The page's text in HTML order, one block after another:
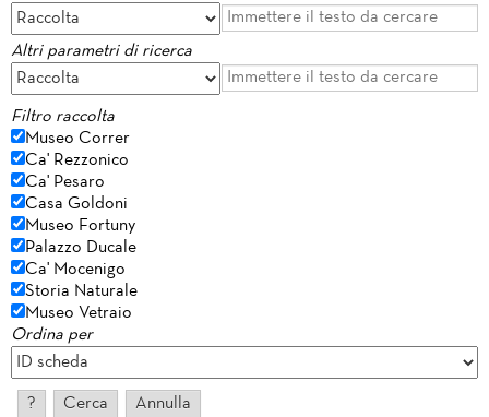
Altri parametri di ricerca
Filtro raccolta
Museo Correr
Ca' Rezzonico
Ca' Pesaro
Casa Goldoni
Museo Fortuny
Palazzo Ducale
Ca' Mocenigo
Storia Naturale
Museo Vetraio
Ordina per